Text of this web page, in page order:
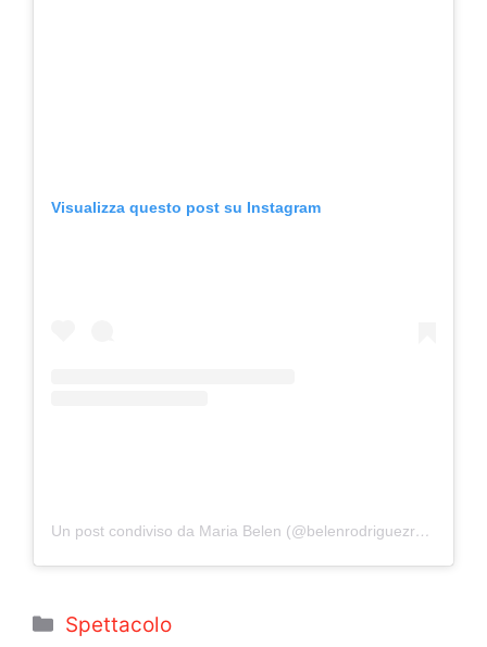
Visualizza questo post su Instagram
Un post condiviso da Maria Belen (@belenrodriguezreal)
Categorie
Spettacolo